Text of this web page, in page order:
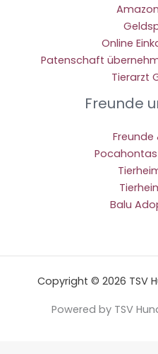
Online
Patenschaft
Tierarzt
Freunde
Freunde
Balu
Copyright © 2026 TSV
Powered by TSV